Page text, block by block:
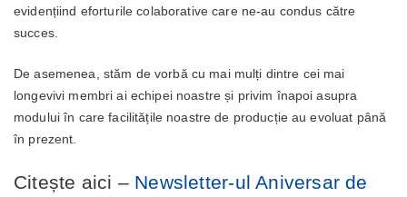
evidențiind eforturile colaborative care ne-au condus către
succes.
De asemenea, stăm de vorbă cu mai mulți dintre cei mai
longevivi membri ai echipei noastre și privim înapoi asupra
modului în care facilitățile noastre de producție au evoluat până
în prezent.
Citește aici – Newsletter-ul Aniversar de